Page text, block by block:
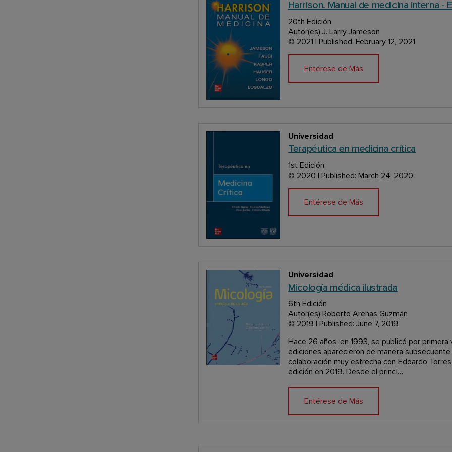
Harrison. Manual de medicina interna -
20th Edición
Autor(es) J. Larry Jameson
© 2021 | Published: February 12, 2021
Entérese de Más
Universidad
Terapéutica en medicina crítica
1st Edición
© 2020 | Published: March 24, 2020
Entérese de Más
Universidad
Micología médica ilustrada
6th Edición
Autor(es) Roberto Arenas Guzmán
© 2019 | Published: June 7, 2019
Hace 26 años, en 1993, se publicó por
ediciones aparecieron de manera
colaboración muy estrecha con Edoardo
edición en 2019. Desde el princi…
Entérese de Más